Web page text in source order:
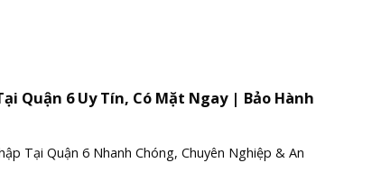
Quận 6 Uy Tín, Có Mặt Ngay | Bảo Hành
Tại Quận 6 Nhanh Chóng, Chuyên Nghiệp & An